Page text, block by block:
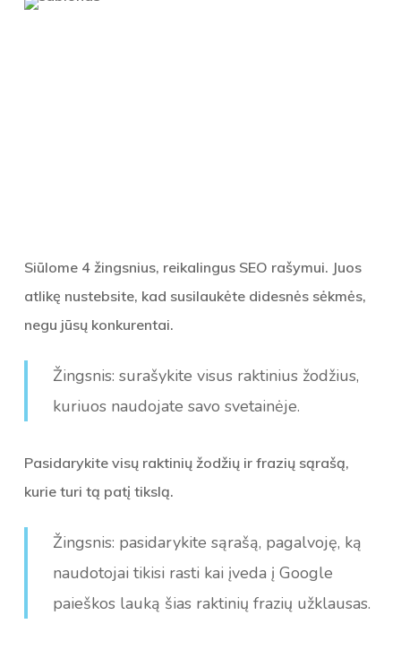
Siūlome 4 žingsnius, reikalingus SEO rašymui. Juos
atlikę nustebsite, kad susilaukėte didesnės sėkmės,
negu jūsų konkurentai.
Žingsnis: surašykite visus raktinius žodžius,
kuriuos naudojate savo svetainėje.
Pasidarykite visų raktinių žodžių ir frazių sąrašą,
kurie turi tą patį tikslą.
Žingsnis: pasidarykite sąrašą, pagalvoję, ką
naudotojai tikisi rasti kai įveda į Google
paieškos lauką šias raktinių frazių užklausas.